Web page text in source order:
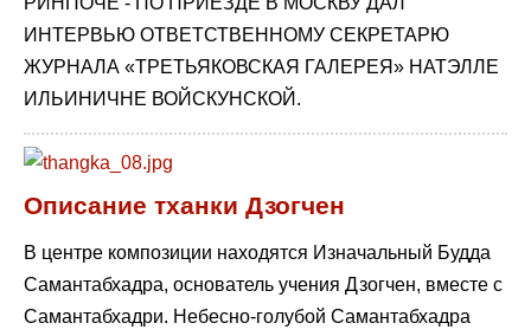
ИНТЕРВЬЮ ОТВЕТСТВЕННОМУ СЕКРЕТАРЮ
ЖУРНАЛА «ТРЕТЬЯКОВСКАЯ ГАЛЕРЕЯ» НАТЭЛЛЕ
ИЛЬИНИЧНЕ ВОЙСКУНСКОЙ.
Описание тханки Дзогчен
В центре композиции находятся Изначальный Будда
Самантабхадра, основатель учения Дзогчен, вместе с
Самантабхадри. Небесно-голубой Самантабхадра